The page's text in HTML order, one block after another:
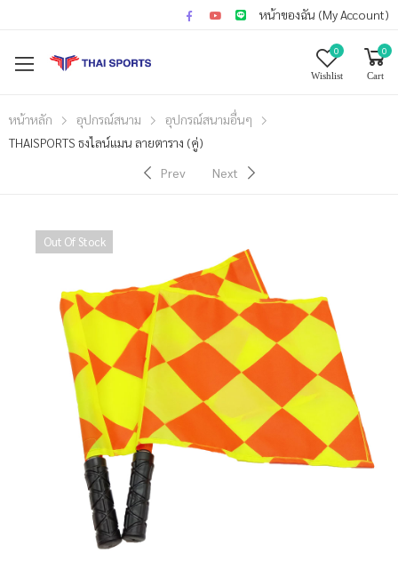
หน้าของฉัน (My Account)
0
Wishlist
0
Cart
หน้าหลัก อุปกรณ์สนาม
อุปกรณ์สนามอื่นๆ
THAISPORTS ธงไลน์แมน ลายตาราง (คู่)
Prev
Next
Out Of Stock